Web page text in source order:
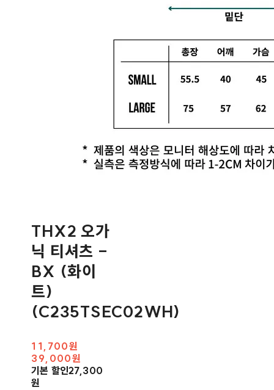
THX2 오가
닉 티셔츠 -
BX (화이
트)
(C235TSEC02WH)
11,700원
39,000원
기본 할인27,300
원